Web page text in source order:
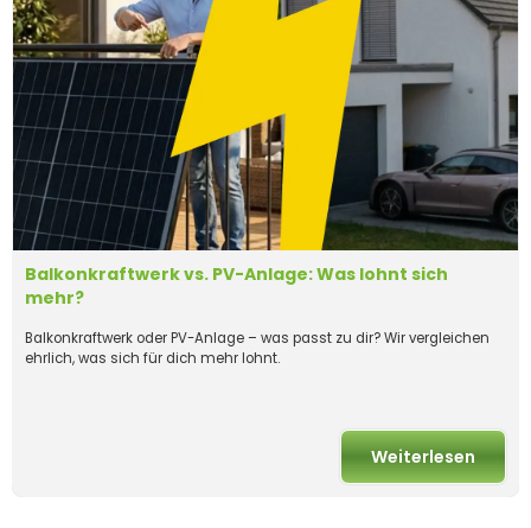
Balkonkraftwerk vs. PV-Anlage: Was lohnt sich
mehr?
Balkonkraftwerk oder PV-Anlage – was passt zu dir? Wir vergleichen
ehrlich, was sich für dich mehr lohnt.
Weiterlesen